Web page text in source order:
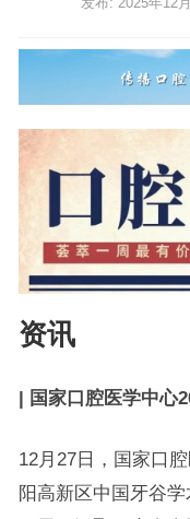
资讯
| 国家口腔医学中心
12月27日，国家口
阳高新区中国牙谷